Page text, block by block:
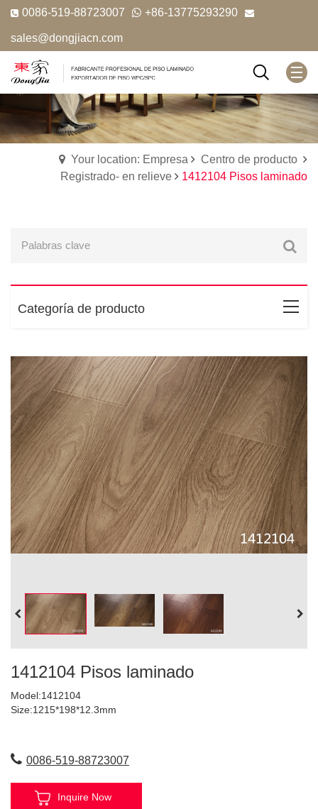
0086-519-88723007 +86-13775293290
sales@dongjiacn.com
Your location: Empresa
Centro de producto
Registrado- en relieve
1412104 Pisos laminado
Categoría de producto
1412104 Pisos laminado
Model:1412104
Size:1215*198*12.3mm
0086-519-88723007
Inquire Now